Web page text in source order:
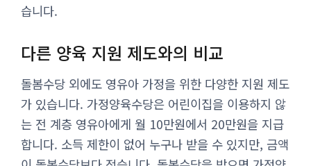
습니다.
다른 양육 지원 제도와의 비교
돌봄수당 외에도 영유아 가정을 위한 다양한 지원 제도
가 있습니다. 가정양육수당은 어린이집을 이용하지 않
는 전 계층 영유아에게 월 10만원에서 20만원을 지급
합니다. 소득 제한이 없어 누구나 받을 수 있지만, 금액